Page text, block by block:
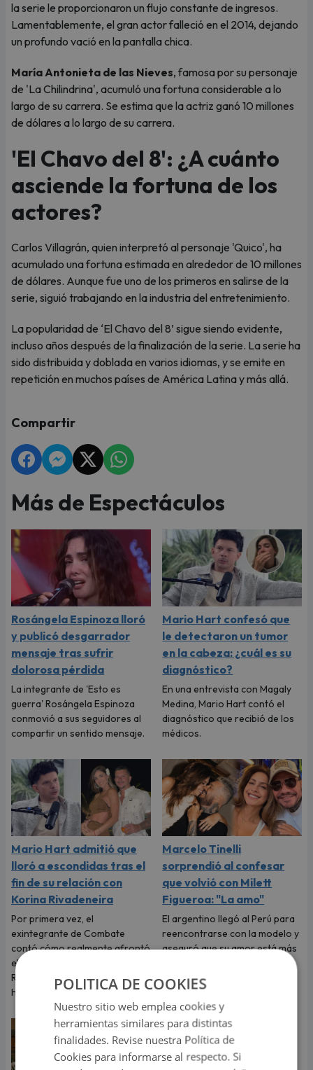
la serie le proporcionaron un flujo constante de ingresos.
Lamentablemente, el gran actor falleció en el 2014, dejando
un profundo vació en la pantalla chica.
María Antonieta de las Nieves, famosa por su personaje
de 'La Chilindrina', acumuló una fortuna considerable a lo
largo de su carrera. Se estima que la actriz ganó 10 millones
de dólares a lo largo de su carrera.
'El Chavo del 8': ¿A cuánto
asciende la fortuna de los
actores?
Carlos Villagrán, quien interpretó al personaje 'Quico', ha
acumulado una fortuna estimada en alrededor de 10 millones
de dólares. Aunque fue uno de los primeros en salirse de la
serie, siguió trabajando en la industria del entretenimiento.
La popularidad de ‘El Chavo del 8’ sigue siendo evidente,
incluso años después de la finalización de la serie. La serie ha
sido distribuida y doblada en varios idiomas, y se emite en
repetición en muchos países de América Latina y más allá.
Compartir
Más de Espectáculos
Rosángela Espinoza lloró
y publicó desgarrador
mensaje tras sufrir
dolorosa pérdida
La integrante de 'Esto es
guerra' Rosángela Espinoza
conmovió a sus seguidores al
compartir un sentido mensaje.
Mario Hart confesó que
le detectaron un tumor
en la cabeza: ¿cuál es su
diagnóstico?
En una entrevista con Magaly
Medina, Mario Hart contó el
diagnóstico que recibió de los
médicos.
Mario Hart admitió que
lloró a escondidas tras el
fin de su relación con
Korina Rivadeneira
Por primera vez, el
exintegrante de Combate
contó cómo realmente afrontó
el fin de su relación con Korina
Rivadeneira, madre de sus dos
hijos.
Marcelo Tinelli
sorprendió al confesar
que volvió con Milett
Figueroa: "La amo"
El argentino llegó al Perú para
reencontrarse con la modelo y
aseguró que su amor está más
POLITICA DE COOKIES
Nuestro sitio web emplea cookies y
herramientas similares para distintas
finalidades. Revise nuestra Política de
Cookies para informarse al respecto. Si